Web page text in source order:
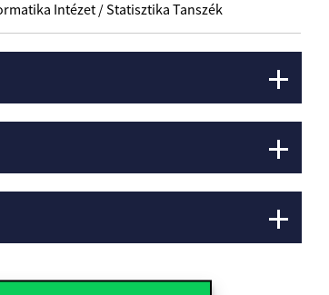
Intézet / Statisztika Tanszék